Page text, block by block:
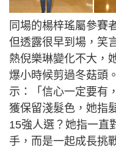
同場的楊梓瑤屬參賽
但透露很早到場，笑
熱倪樂琳變化不大，
爆小時候剪過冬菇頭
示：「信心一定要有
獲保留淺髮色，她指
15強人選？她指一直
手，而是一起成長挑